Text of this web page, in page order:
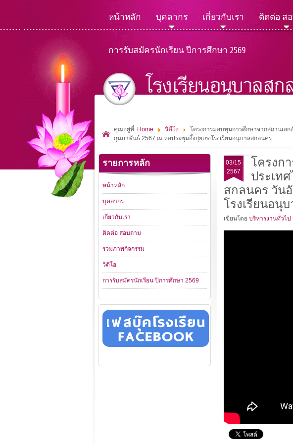
หน้าหลัก บุคลากร เกี่ยวกับเรา ติดต่อ ส
การรับสมัครนักเรียน ปีการศึกษา 2569
คุณอยู่ที่: Home วิดีโอ
โครงการมอบทุนการศึกษาจากสถานเอ
กุมภาพันธ์ 2567 ณ หอประชุมอึ้งกุ่ยเฮงโรงเรียนอนุบาลสกลนคร
03/15
2567
โครงก
ประเท
สกลนคร วัน
โรงเรียนอนุ
เขียนโดย บริหารงานทั่วไป
รายการหลัก
หน้าหลัก
บุคลากร
เกี่ยวกับเรา
ติดต่อ สอบถาม
รวมภาพกิจกรรม
วิดีโอ
การรับสมัครนักเรียน ปีการศึกษา 2569